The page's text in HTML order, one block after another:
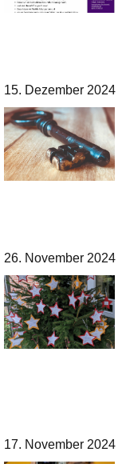
15. Dezember 2024
26. November 2024
17. November 2024